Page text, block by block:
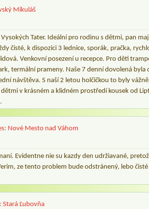
Mikuláš
Tater. Ideální pro rodinu s dětmi, pan
čisté, k dispozici 3 lednice, sporák, pračka,
Venkovní posezení u recepce. Pro děti
termální prameny. Naše 7 denní dovolená
návštěva. S naší 2 letou holčičkou to byly
v krásném a klidném prostředí kousek od
Nové Mesto nad Váhom
Evidentne nie su kazdy den udržiavané,
ze tento problem bude odstránený, lebo čisté
Stará Ľubovňa